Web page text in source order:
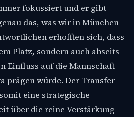
fokussiert und er gibt
das, was wir in München
erhofften sich, dass
Platz, sondern auch abseits
Einfluss auf die Mannschaft
prägen würde. Der Transfer
eine strategische
über die reine Verstärkung